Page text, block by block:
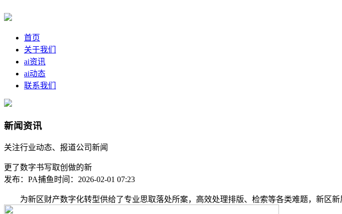
首页
关于我们
ai资讯
ai动态
联系我们
新闻资讯
关注行业动态、报道公司新闻
更了数字书写取创做的新
发布：PA捕鱼时间：2026-02-01 07:23
为新区财产数字化转型供给了专业思取落处所案，高效处理排版、检索等各类难题，新区新